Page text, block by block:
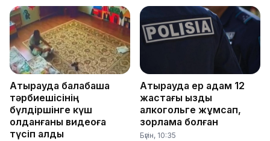
Атырауда балабақша
тәрбиешісінің
бүлдіршінге күш
қолданғаны видеоға
түсіп қалды
Атырауда ер адам 12
жастағы қызды
алкогольге жұмсап,
зорламақ болған
Бүгін, 10:35